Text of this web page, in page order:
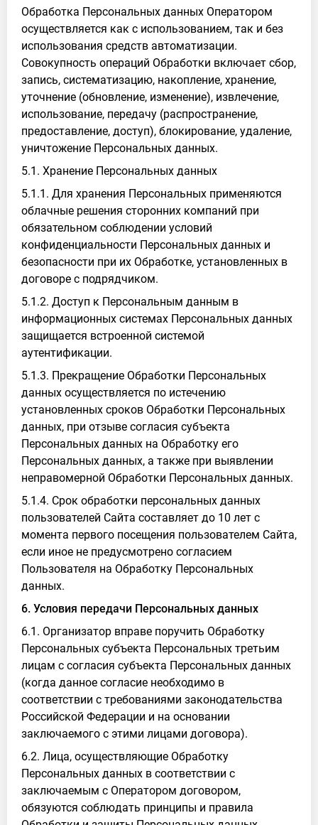
Обработка Персональных данных Оператором
осуществляется как с использованием, так и без
использования средств автоматизации.
Совокупность операций Обработки включает сбор,
запись, систематизацию, накопление, хранение,
уточнение (обновление, изменение), извлечение,
использование, передачу (распространение,
предоставление, доступ), блокирование, удаление,
уничтожение Персональных данных.
5.1. Хранение Персональных данных
5.1.1. Для хранения Персональных применяются
облачные решения сторонних компаний при
обязательном соблюдении условий
конфиденциальности Персональных данных и
безопасности при их Обработке, установленных в
договоре с подрядчиком.
5.1.2. Доступ к Персональным данным в
информационных системах Персональных данных
защищается встроенной системой
аутентификации.
5.1.3. Прекращение Обработки Персональных
данных осуществляется по истечению
установленных сроков Обработки Персональных
данных, при отзыве согласия субъекта
Персональных данных на Обработку его
Персональных данных, а также при выявлении
неправомерной Обработки Персональных данных.
5.1.4. Срок обработки персональных данных
пользователей Сайта составляет до 10 лет с
момента первого посещения пользователем Сайта,
если иное не предусмотрено согласием
Пользователя на Обработку Персональных
данных.
6. Условия передачи Персональных данных
6.1. Организатор вправе поручить Обработку
Персональных субъекта Персональных третьим
лицам с согласия субъекта Персональных данных
(когда данное согласие необходимо в
соответствии с требованиями законодательства
Российской Федерации и на основании
заключаемого с этими лицами договора).
6.2. Лица, осуществляющие Обработку
Персональных данных в соответствии с
заключаемым с Оператором договором,
обязуются соблюдать принципы и правила